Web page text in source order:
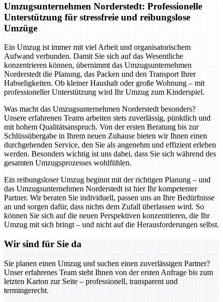
Umzugsunternehmen Norderstedt: Professionelle
Unterstützung für stressfreie und reibungslose
Umzüge
Ein Umzug ist immer mit viel Arbeit und organisatorischem
Aufwand verbunden. Damit Sie sich auf das Wesentliche
konzentrieren können, übernimmt das Umzugsunternehmen
Norderstedt die Planung, das Packen und den Transport Ihrer
Habseligkeiten. Ob kleiner Haushalt oder große Wohnung – mit
professioneller Unterstützung wird Ihr Umzug zum Kinderspiel.
Was macht das Umzugsunternehmen Norderstedt besonders?
Unsere erfahrenen Teams arbeiten stets zuverlässig, pünktlich und
mit hohem Qualitätsanspruch. Von der ersten Beratung bis zur
Schlüssübergabe in Ihrem neuen Zuhause bieten wir Ihnen einen
durchgehenden Service, den Sie als angenehm und effizient erleben
werden. Besonders wichtig ist uns dabei, dass Sie sich während des
gesamten Umzugsprozesses wohlfühlen.
Ein reibungsloser Umzug beginnt mit der richtigen Planung – und
das Umzugsunternehmen Norderstedt ist hier Ihr kompetenter
Partner. Wir beraten Sie individuell, passen uns an Ihre Bedürfnisse
an und sorgen dafür, dass nichts dem Zufall überlassen wird. So
können Sie sich auf die neuen Perspektiven konzentrieren, die Ihr
Umzug mit sich bringt – und nicht auf die Herausforderungen selbst.
Wir sind für Sie da
Sie planen einen Umzug und suchen einen zuverlässigen Partner?
Unser erfahrenes Team steht Ihnen von der ersten Anfrage bis zum
letzten Karton zur Seite – professionell, transparent und
termingerecht.